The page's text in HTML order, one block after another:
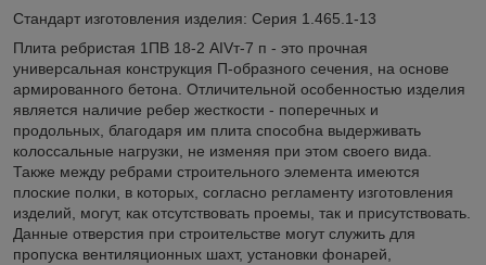
Стандарт изготовления изделия: Серия 1.465.1-13
Плита ребристая 1ПВ 18-2 АIVт-7 п - это прочная
универсальная конструкция П-образного сечения, на основе
армированного бетона. Отличительной особенностью изделия
является наличие ребер жесткости - поперечных и
продольных, благодаря им плита способна выдерживать
колоссальные нагрузки, не изменяя при этом своего вида.
Также между ребрами строительного элемента имеются
плоские полки, в которых, согласно регламенту изготовления
изделий, могут, как отсутствовать проемы, так и присутствовать.
Данные отверстия при строительстве могут служить для
пропуска вентиляционных шахт, установки фонарей,